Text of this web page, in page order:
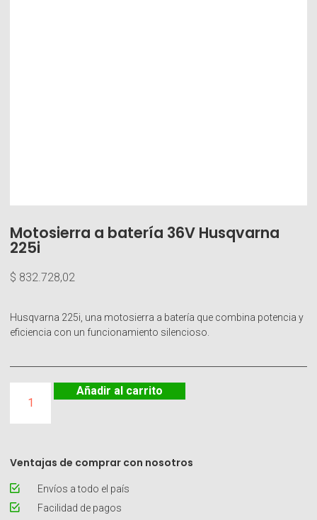
Motosierra a batería 36V Husqvarna
225i
$ 832.728,02
Husqvarna 225i, una motosierra a batería que combina potencia y
eficiencia con un funcionamiento silencioso.
Añadir al carrito
Ventajas de comprar con nosotros
Envíos a todo el país
Facilidad de pagos